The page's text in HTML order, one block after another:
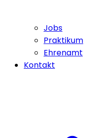
Jobs
Praktikum
Ehrenamt
Kontakt